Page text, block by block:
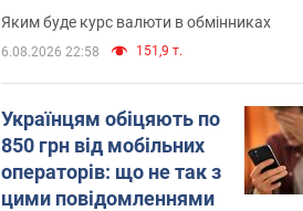
Яким буде курс валюти в обмінниках
6.08.2026 22:58 151,9 т.
Українцям обіцяють по
850 грн від мобільних
операторів: що не так з
цими повідомленнями